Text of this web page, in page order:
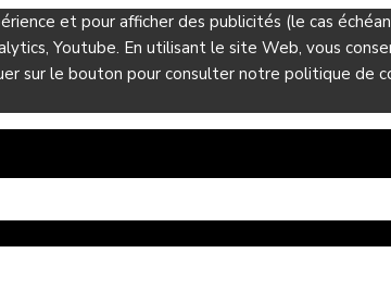
et pour afficher des publicités (le cas
Youtube. En utilisant le site Web, vous
sur le bouton pour consulter notre politique de